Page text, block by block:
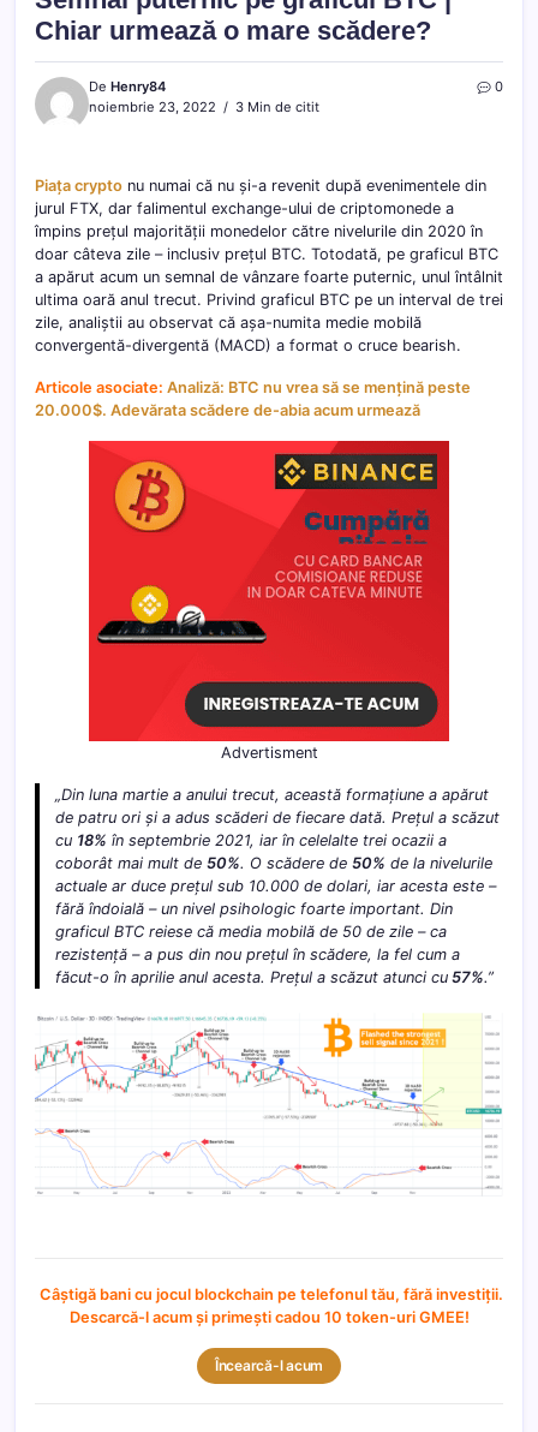
Chiar urmează o mare scădere?
De Henry84
noiembrie 23, 2022
3 Min de citit
0
Piața crypto nu numai că nu și-a revenit după evenimentele din
jurul FTX, dar falimentul exchange-ului de criptomonede a
împins prețul majorității monedelor către nivelurile din 2020 în
doar câteva zile – inclusiv prețul BTC. Totodată, pe graficul BTC
a apărut acum un semnal de vânzare foarte puternic, unul întâlnit
ultima oară anul trecut. Privind graficul BTC pe un interval de trei
zile, analiștii au observat că așa-numita medie mobilă
convergentă-divergentă (MACD) a format o cruce bearish.
Articole asociate: Analiză: BTC nu vrea să se mențină peste
20.000$. Adevărata scădere de-abia acum urmează
Advertisment
„Din luna martie a anului trecut, această formațiune a apărut
de patru ori și a adus scăderi de fiecare dată. Prețul a scăzut
cu 18% în septembrie 2021, iar în celelalte trei ocazii a
coborât mai mult de 50%. O scădere de 50% de la nivelurile
actuale ar duce prețul sub 10.000 de dolari, iar acesta este –
fără îndoială – un nivel psihologic foarte important. Din
graficul BTC reiese că media mobilă de 50 de zile – ca
rezistență – a pus din nou prețul în scădere, la fel cum a
făcut-o în aprilie anul acesta. Prețul a scăzut atunci cu57%.”
Câștigă bani cu jocul blockchain pe telefonul tău, fără investiții.
Descarcă-l acum și primești cadou 10 token-uri GMEE!
Încearcă-l acum